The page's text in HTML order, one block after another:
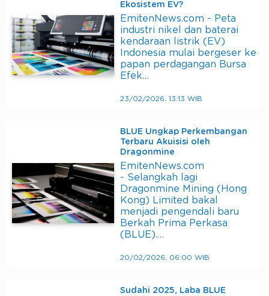
Ekosistem EV?
EmitenNews.com - Peta
industri nikel dan baterai
kendaraan listrik (EV)
Indonesia mulai bergeser ke
papan perdagangan Bursa
Efek…
23/02/2026, 13:13 WIB
BLUE Ungkap Perkembangan
Terbaru Akuisisi oleh
Dragonmine
EmitenNews.com
- Selangkah lagi
Dragonmine Mining (Hong
Kong) Limited bakal
menjadi pengendali baru
Berkah Prima Perkasa
(BLUE).…
20/02/2026, 06:00 WIB
Sudahi 2025, Laba BLUE